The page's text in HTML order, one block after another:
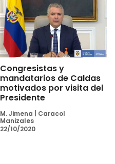
Congresistas y
mandatarios de Caldas
motivados por visita del
Presidente
M. Jimena
Caracol
Manizales
22/10/2020